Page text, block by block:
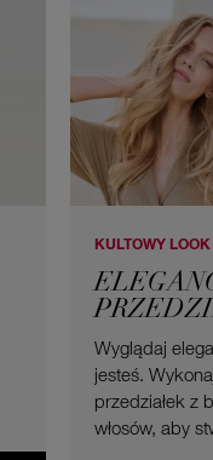
KULTOWY
Wyglądaj
jesteś.
przedziałek z
włosów, aby